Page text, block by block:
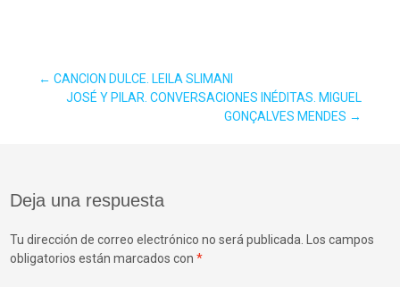
Navegación
entradas
← CANCION DULCE. LEILA SLIMANI
JOSÉ Y PILAR. CONVERSACIONES INÉDITAS. MIGUEL
GONÇALVES MENDES →
Deja una respuesta
Tu dirección de correo electrónico no será publicada.
Los campos
obligatorios están marcados con*